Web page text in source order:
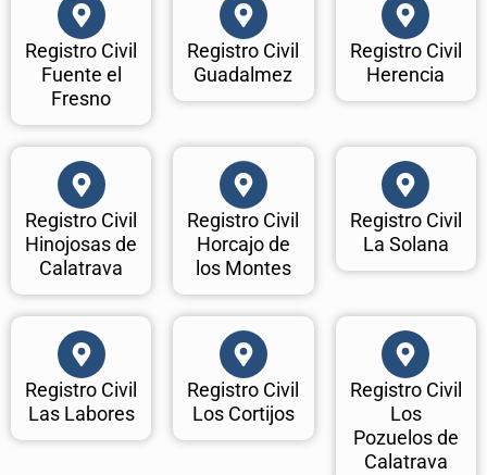
Registro Civil
Fuente el
Fresno
Registro Civil
Guadalmez
Registro Civil
Herencia
Registro Civil
Hinojosas de
Calatrava
Registro Civil
Horcajo de
los Montes
Registro Civil
La Solana
Registro Civil
Las Labores
Registro Civil
Los Cortijos
Registro Civil
Los
Pozuelos de
Calatrava